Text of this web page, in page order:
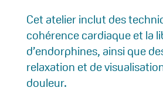
Cet atelier inclut des
cohérence cardiaque et la
d’endorphines, ainsi que
relaxation et de
douleur.